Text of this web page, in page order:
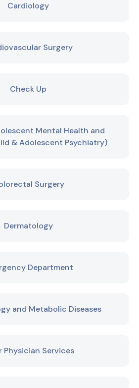
Cardiology
Surgery
Check Up
Mental Health and
& Adolescent Psychiatry)
Surgery
Dermatology
Department
and Metabolic Diseases
Physician Services